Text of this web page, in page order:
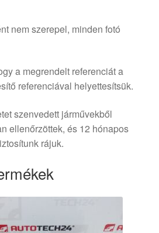
nem szerepel, minden fotó
a megrendelt referenciát a
referenciával helyettesítsük.
szenvedett járművekből
ellenőrzöttek, és 12 hónapos
rájuk.